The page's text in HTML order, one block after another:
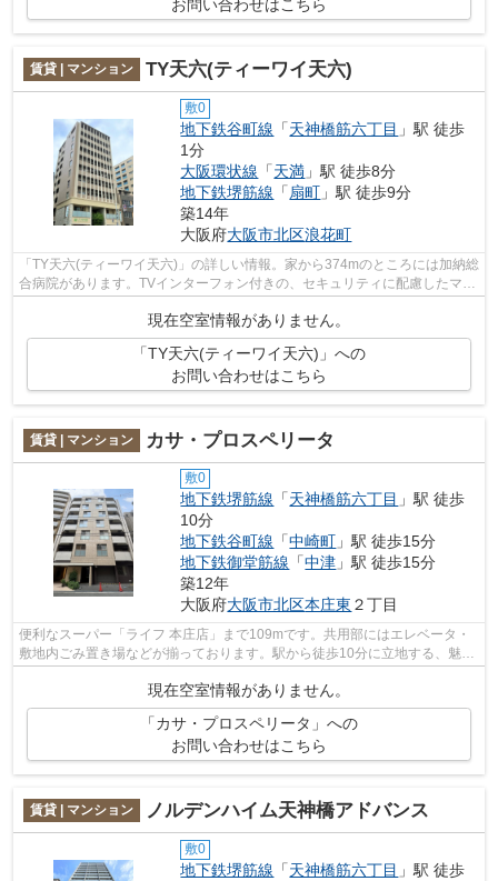
お問い合わせはこちら
賃貸 | マンション TY天六(ティーワイ天六)
敷0
地下鉄谷町線 「天神橋筋六丁目 」駅 徒歩
1分
大阪環状線 「天満 」駅 徒歩8分
地下鉄堺筋線 「 扇町 」駅 徒歩9分
築14年
大阪府大阪市北区浪花町
「TY天六(ティーワイ天六)」の詳しい情報。家から374mのところには加納総
合病院があります。TVインターフォン付きの、セキュリティに配慮したマン
ションです。オートロックが設置され...
現在空室情報がありません。
「TY天六(ティーワイ天六)」への
お問い合わせはこちら
賃貸 | マンション カサ・プロスペリータ
敷0
地下鉄堺筋線 「天神橋筋六丁目 」駅 徒歩
10分
地下鉄谷町線 「中崎町 」駅 徒歩15分
地下鉄御堂筋線 「中津 」駅 徒歩15分
築12年
大阪府大阪市北区本庄東 ２丁目
便利なスーパー「ライフ 本庄店」まで109mです。共用部にはエレベータ・
敷地内ごみ置き場などが揃っております。駅から徒歩10分に立地する、魅力
現在空室情報がありません。
「カサ・プロスペリータ」への
お問い合わせはこちら
賃貸 | マンション ノルデンハイム天神橋アドバンス
敷0
地下鉄堺筋線 「天神橋筋六丁目 」駅 徒歩